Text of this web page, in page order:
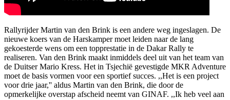
Rallyrijder Martin van den Brink is een andere weg ingeslagen. De
nieuwe koers van de Harskamper moet leiden naar de lang
gekoesterde wens om een topprestatie in de Dakar Rally te
realiseren. Van den Brink maakt inmiddels deel uit van het team van
de Duitser Mario Kress. Het in Tsjechië gevestigde MKR Adventure
moet de basis vormen voor een sportief succes. ,,Het is een project
voor drie jaar,'' aldus Martin van den Brink, die door de
opmerkelijke overstap afscheid neemt van GINAF. ,,Ik heb veel aan